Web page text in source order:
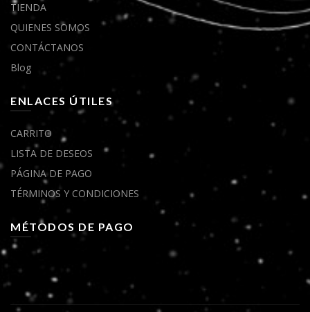
TIENDA
QUIENES SOMOS
CONTÁCTANOS
Blog
ENLACES ÚTILES
CARRITO
LISTA DE DESEOS
PÁGINA DE PAGO
TÉRMINOS Y CONDICIONES
MÉTODOS DE PAGO